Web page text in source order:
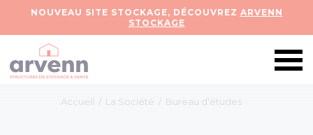
NOUVEAU SITE STOCKAGE, DÉCOUVREZ ARVENN
STOCKAGE
Accueil / La Société / Bureau d'études